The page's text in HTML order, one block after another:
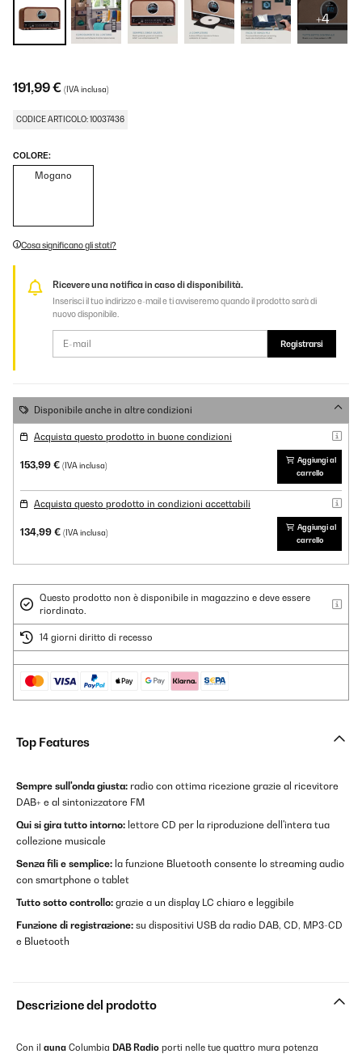
+4
191,99 € (IVA inclusa)
CODICE ARTICOLO: 10037436
COLORE:
Mogano
Cosa significano gli stati?
Ricevere una notifica in caso di disponibilità.
Inserisci il tuo indirizzo e-mail e ti avviseremo quando il prodotto sarà di
nuovo disponibile.
Registrarsi
Disponibile anche in altre condizioni
Acquista questo prodotto in buone condizioni
153,99 € (IVA inclusa)
Aggiungi al
carrello
Acquista questo prodotto in condizioni accettabili
134,99 € (IVA inclusa)
Aggiungi al
carrello
Questo prodotto non è disponibile in magazzino e deve essere
riordinato.
14 giorni diritto di recesso
Top Features
Sempre sull'onda giusta: radio con ottima ricezione grazie al ricevitore
DAB+ e al sintonizzatore FM
Qui si gira tutto intorno: lettore CD per la riproduzione dell'intera tua
collezione musicale
Senza fili e semplice: la funzione Bluetooth consente lo streaming audio
con smartphone o tablet
Tutto sotto controllo: grazie a un display LC chiaro e leggibile
Funzione di registrazione: su dispositivi USB da radio DAB, CD, MP3-CD
e Bluetooth
Descrizione del prodotto
Con il auna Columbia DAB Radio porti nelle tue quattro mura potenza